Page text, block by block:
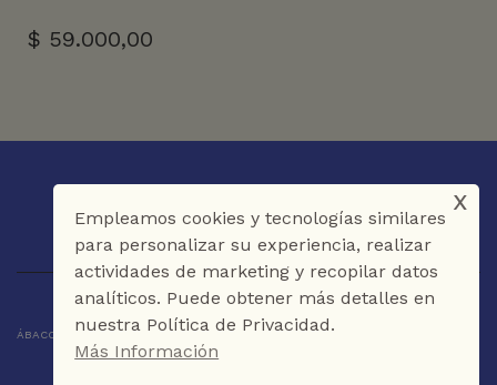
$ 59.000,00
ÁBACO LIBROS Y CAFÉ © 2025 CARTAGENA DE INDIAS - COLOMBIA
Empleamos cookies y tecnologías similares
para personalizar su experiencia, realizar
actividades de marketing y recopilar datos
analíticos. Puede obtener más detalles en
nuestra Política de Privacidad.
Más Información
x